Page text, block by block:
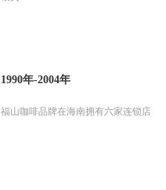
1990年-2004年
福山咖啡品牌在海南拥有六家连锁店